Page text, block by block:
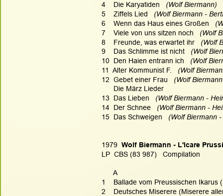
4    Die Karyatiden
(Wolf Biermann)
5    Ziffels Lied
(Wolf Biermann -
6    Wenn das Haus eines Großen
7    Viele von uns sitzen noch
(Wolf
8    Freunde, was erwartet ihr
(Wolf
9    Das Schlimme ist nicht
(Wolf
10  Den Haien entrann ich
(Wolf
11  Alter Kommunist F.
(Wolf
12  Gebet einer Frau
(Wolf
      Die März Lieder
13  Das Lieben
(Wolf Biermann -
14  Der Schnee
(Wolf Biermann -
15  Das Schweigen
(Wolf Biermann
1979 Wolf Biermann - L'Icare
LP  CBS (83 987)   Compilation
      A
1    Ballade vom Preussischen Ikarus
2    Deutsches Miserere (Miserere